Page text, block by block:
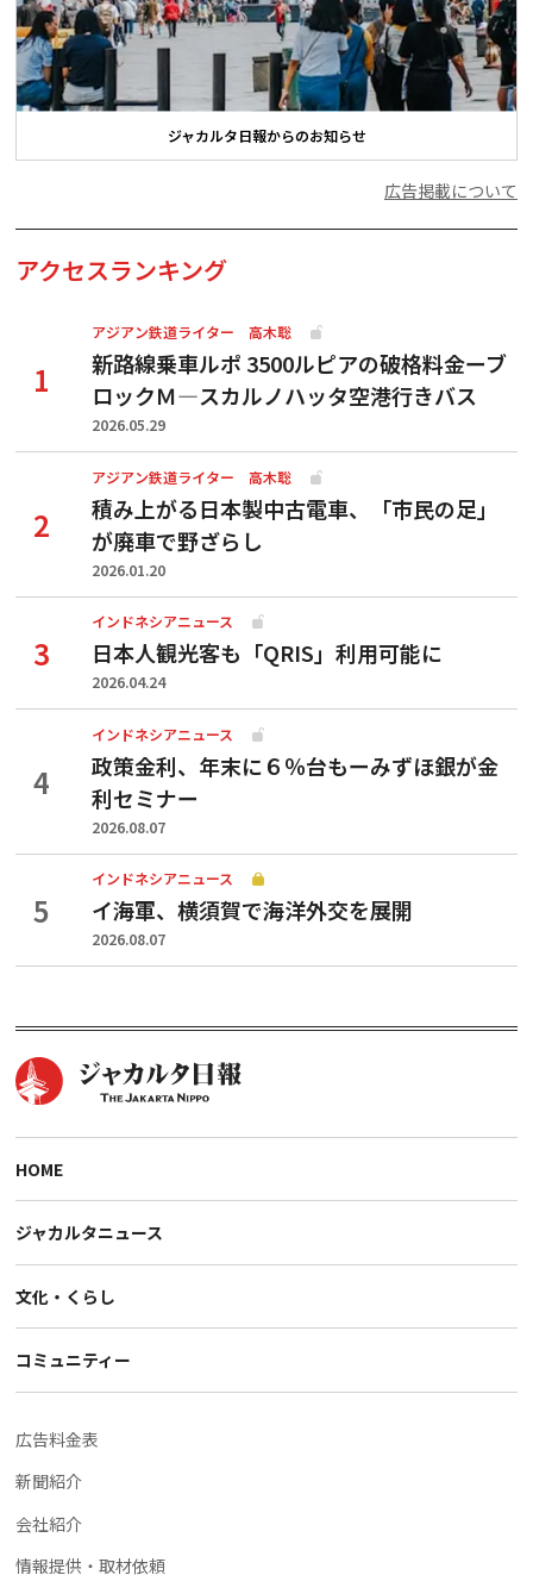
ジャカルタ日報からのお知らせ
広告掲載について
アクセスランキング
アジアン鉄道ライター 高木聡
新路線乗車ルポ 3500ルピアの破格料金ーブ
ロックＭ―スカルノハッタ空港行きバス
2026.05.29
アジアン鉄道ライター 高木聡
積み上がる日本製中古電車、「市民の足」
が廃車で野ざらし
2026.01.20
インドネシアニュース
日本人観光客も「QRIS」利用可能に
2026.04.24
インドネシアニュース
政策金利、年末に６％台もーみずほ銀が金
利セミナー
2026.08.07
インドネシアニュース
イ海軍、横須賀で海洋外交を展開
2026.08.07
HOME
ジャカルタニュース
文化・くらし
コミュニティー
広告料金表
新聞紹介
会社紹介
情報提供・取材依頼